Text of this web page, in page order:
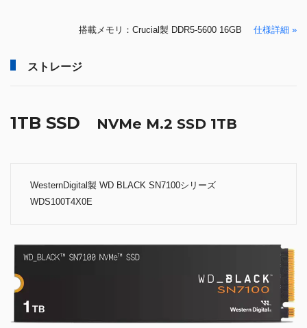
搭載メモリ：Crucial製 DDR5-5600 16GB 仕様詳細 »
ストレージ
1TB SSD NVMe M.2 SSD 1TB
WesternDigital製 WD BLACK SN7100シリーズ
WDS100T4X0E